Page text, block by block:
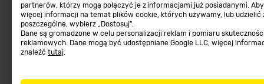
partnerów, którzy mogą połączyć je z informacjami już posiadanymi.
więcej informacji na temat plików cookie, których używamy, lub udzielić
poszczególne, wybierz „Dostosuj”.
Dane są gromadzone w celu personalizacji reklam i pomiaru
reklamowych. Dane mogą być udostępniane Google LLC, więcej
znaleźć tutaj.
Najpopularniejsze
Meble ogrodowe
Kosiarki, kosy, podkaszarki
Sklep
Zwroty sklep